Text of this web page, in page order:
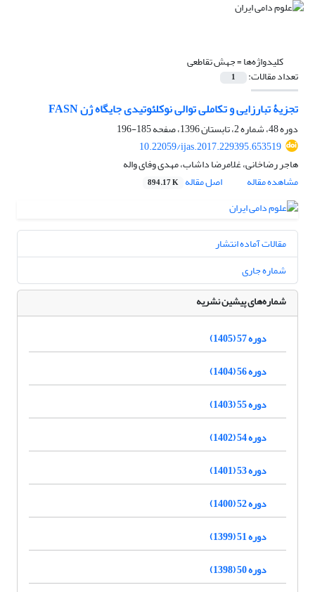
کلیدواژه‌ها =جهش تقاطعی
تعداد مقالات: 1
تجزیۀ تبارزایی و تکاملی توالی نوکلئوتیدی جایگاه ژن FASN
دوره 48، شماره 2، تابستان 1396، صفحه
185-196
10.22059/ijas.2017.229395.653519
هاجر رضاخانی، غلامرضا داشاب، مهدی وفای واله
مشاهده مقاله
اصل مقاله 894.17 K
مقالات آماده انتشار
شماره جاری
شماره‌های پیشین نشریه
دوره 57 (1405)
دوره 56 (1404)
دوره 55 (1403)
دوره 54 (1402)
دوره 53 (1401)
دوره 52 (1400)
دوره 51 (1399)
دوره 50 (1398)